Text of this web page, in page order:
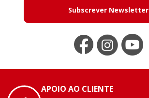
Subscrever Newsletter
APOIO AO CLIENTE